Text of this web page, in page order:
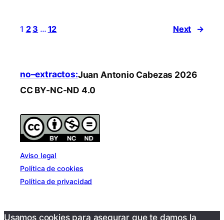
1 2 3 … 12 Next →
no–extractos:Juan Antonio Cabezas 2026
CC BY-NC-ND 4.0
Aviso legal
Política de cookies
Política de privacidad
Usamos cookies para asegurar que te damos la